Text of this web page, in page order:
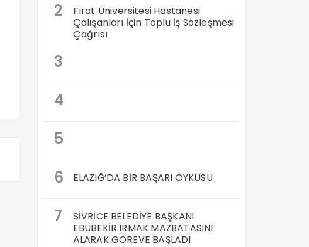
2
Fırat Üniversitesi Hastanesi
Çalışanları İçin Toplu İş Sözleşmesi
Çağrısı
3
4
5
6
ELAZIĞ’DA BİR BAŞARI ÖYKÜSÜ
7
SİVRİCE BELEDİYE BAŞKANI
EBUBEKİR IRMAK MAZBATASINI
ALARAK GÖREVE BAŞLADI